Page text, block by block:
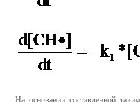
На основании составленной